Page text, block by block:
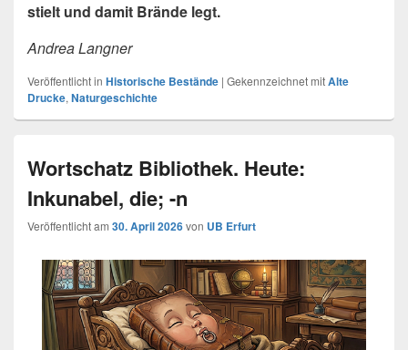
stielt und damit Brände legt.
Andrea Langner
Veröffentlicht in Historische Bestände | Gekennzeichnet mitAlte
Drucke, Naturgeschichte
Wortschatz Bibliothek. Heute:
Inkunabel, die; -n
Veröffentlicht am 30. April 2026von UB Erfurt